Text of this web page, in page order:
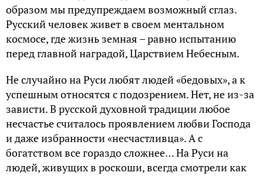
образом мы предупреждаем возможный сглаз.
Русский человек живет в своем ментальном
космосе, где жизнь земная – равно испытанию
перед главной наградой, Царствием Небесным.
Не случайно на Руси любят людей «бедовых», а к
успешным относятся с подозрением. Нет, не из-за
зависти. В русской духовной традиции любое
несчастье считалось проявлением любви Господа
и даже избранности «несчастливца». А с
богатством все гораздо сложнее… На Руси на
людей, живущих в роскоши, всегда смотрели как